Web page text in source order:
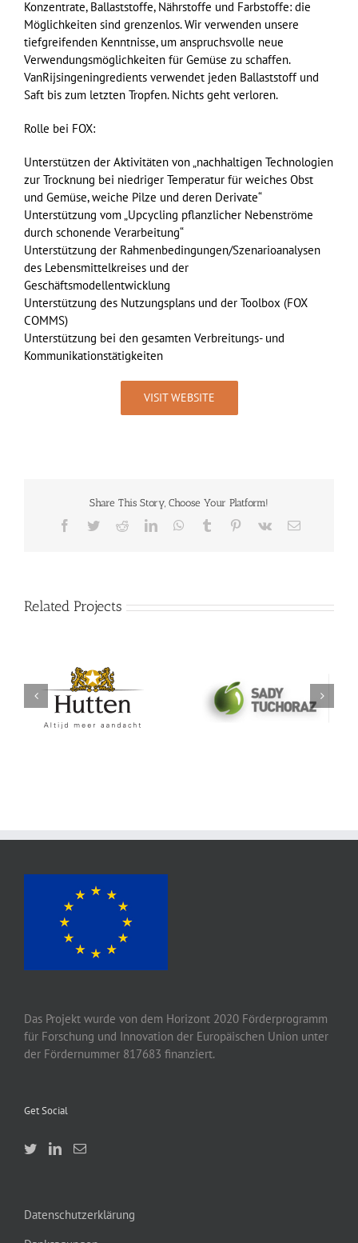
Konzentrate, Ballaststoffe, Nährstoffe und Farbstoffe: die
Möglichkeiten sind grenzenlos. Wir verwenden unsere
tiefgreifenden Kenntnisse, um anspruchsvolle neue
Verwendungsmöglichkeiten für Gemüse zu schaffen.
VanRijsingeningredients verwendet jeden Ballaststoff und
Saft bis zum letzten Tropfen. Nichts geht verloren.
Rolle bei FOX:
Unterstützen der Aktivitäten von „nachhaltigen Technologien
zur Trocknung bei niedriger Temperatur für weiches Obst
und Gemüse, weiche Pilze und deren Derivate“
Unterstützung vom „Upcycling pflanzlicher Nebenströme
durch schonende Verarbeitung“
Unterstützung der Rahmenbedingungen/Szenarioanalysen
des Lebensmittelkreises und der
Geschäftsmodellentwicklung
Unterstützung des Nutzungsplans und der Toolbox (FOX
COMMS)
Unterstützung bei den gesamten Verbreitungs- und
Kommunikationstätigkeiten
VISIT WEBSITE
Share This Story, Choose Your Platform!
Facebook
TwitterRedditLinkedInWhatsApp
Tumblr Pinterest
Vk Email
Related Projects
Hutten
Sady Tuchoraz Spol
Das Projekt wurde von dem Horizont 2020 Förderprogramm
für Forschung und Innovation der Europäischen Union unter
der Fördernummer 817683 finanziert.
Get Social
Datenschutzerklärung